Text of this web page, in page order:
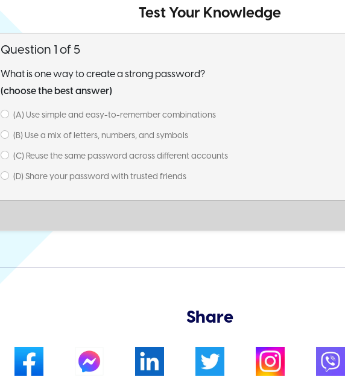
Test Your Knowledge
Question 1 of 5
What is one way to create a strong password?
(choose the best answer)
(A) Use simple and easy-to-remember combinations
(B) Use a mix of letters, numbers, and symbols
(C) Reuse the same password across different accounts
(D) Share your password with trusted friends
Share